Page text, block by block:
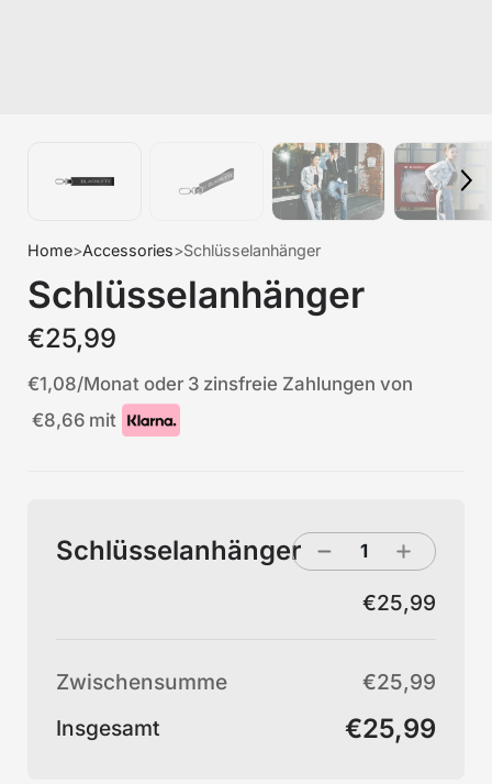
Home>Accessories>Schlüsselanhänger
Schlüsselanhänger
€25,99
€1,08/Monat oder 3 zinsfreie Zahlungen von
€8,66 mit
Schlüsselanhänger
€25,99
Zwischensumme
€25,99
Insgesamt
€25,99